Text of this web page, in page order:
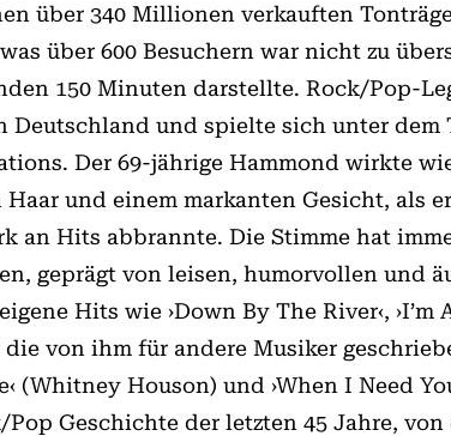
über 340 Millionen verkauften
über 600 Besuchern war nicht zu
150 Minuten darstellte. Rock/Pop-
und spielte sich unter dem
Der 69-jährige Hammond wirkte
und einem markanten Gesicht, als
an Hits abbrannte. Die Stimme hat
geprägt von leisen, humorvollen und
Hits wie ›Down By The River‹,
von ihm für andere Musiker
(Whitney Houson) und ›When I Need
Geschichte der letzten 45 Jahre,